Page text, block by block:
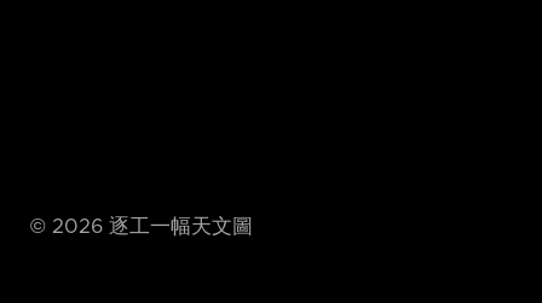
© 2026 逐工一幅天文圖